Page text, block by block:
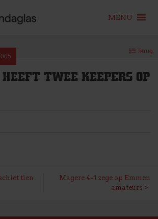
MENU
Terug
TWEE KEEPERS OP
tien
Magere 4-1 zege op Emmen
amateurs